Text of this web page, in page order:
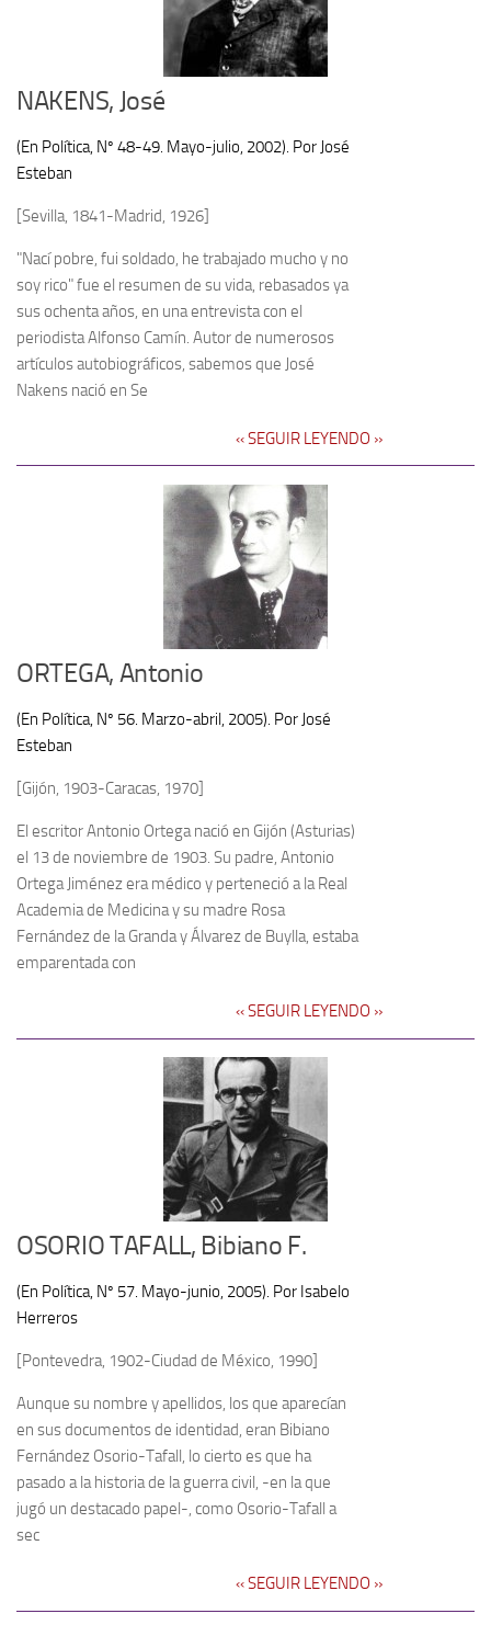
NAKENS, José
(En Política, Nº 48-49. Mayo-julio, 2002). Por José
Esteban
[Sevilla, 1841-Madrid, 1926]
"Nací pobre, fui soldado, he trabajado mucho y no
soy rico" fue el resumen de su vida, rebasados ya
sus ochenta años, en una entrevista con el
periodista Alfonso Camín. Autor de numerosos
artículos autobiográficos, sabemos que José
Nakens nació en Se
‹‹ SEGUIR LEYENDO ››
ORTEGA, Antonio
(En Política, Nº 56. Marzo-abril, 2005). Por José
Esteban
[Gijón, 1903-Caracas, 1970]
El escritor Antonio Ortega nació en Gijón (Asturias)
el 13 de noviembre de 1903. Su padre, Antonio
Ortega Jiménez era médico y perteneció a la Real
Academia de Medicina y su madre Rosa
Fernández de la Granda y Álvarez de Buylla, estaba
emparentada con
‹‹ SEGUIR LEYENDO ››
OSORIO TAFALL, Bibiano F.
(En Política, Nº 57. Mayo-junio, 2005). Por Isabelo
Herreros
[Pontevedra, 1902-Ciudad de México, 1990]
Aunque su nombre y apellidos, los que aparecían
en sus documentos de identidad, eran Bibiano
Fernández Osorio-Tafall, lo cierto es que ha
pasado a la historia de la guerra civil, -en la que
jugó un destacado papel-, como Osorio-Tafall a
sec
‹‹ SEGUIR LEYENDO ››